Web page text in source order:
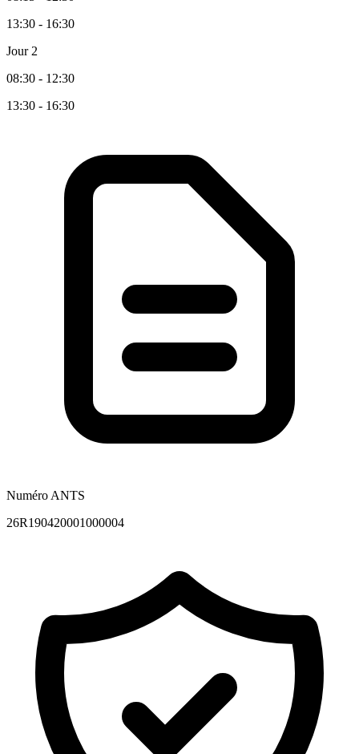
13:30 - 16:30
Jour 2
08:30 - 12:30
13:30 - 16:30
Numéro ANTS
26R190420001000004